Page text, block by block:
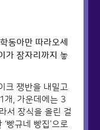
동아만 따라오세
가 잠자리까지 놓
크 쟁반을 내밀고
개, 가운데에는 3
서 장식을 올린 걸
빵규네 빵집’으로